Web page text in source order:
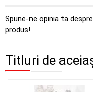
Spune-ne opinia ta
produs!
Titluri de